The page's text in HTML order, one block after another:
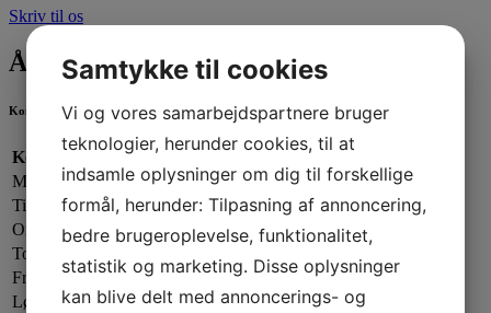
Skriv til os
Åbningstider
Kontorets åbningstider
Kontorets åbningstider:
Mandag:
13.00 - 19.00
Tirsdag:
13.00 - 17.00
Onsdag:
09.00 - 13.00
Torsdag:
Fredag:
13.00 - 16.00
Lørdag - Søndag: Lukket
Samtykke til cookies
Vi og vores samarbejdspartnere bruger
teknologier, herunder cookies, til at
indsamle oplysninger om dig til forskellige
formål, herunder: Tilpasning af annoncering,
bedre brugeroplevelse, funktionalitet,
statistik og marketing. Disse oplysninger
kan blive delt med annoncerings- og